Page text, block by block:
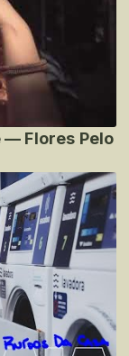
— Flores Pelo